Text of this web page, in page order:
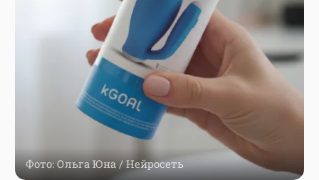
Фото: Ольга Юна / Нейросеть